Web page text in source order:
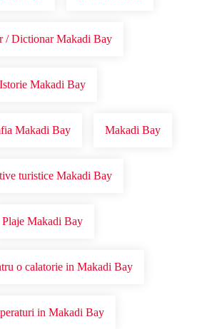
/ Dictionar Makadi Bay
Istorie Makadi Bay
Makadi Bay Makadi Bay
turistice Makadi Bay
Plaje Makadi Bay
o calatorie in Makadi Bay
in Makadi Bay